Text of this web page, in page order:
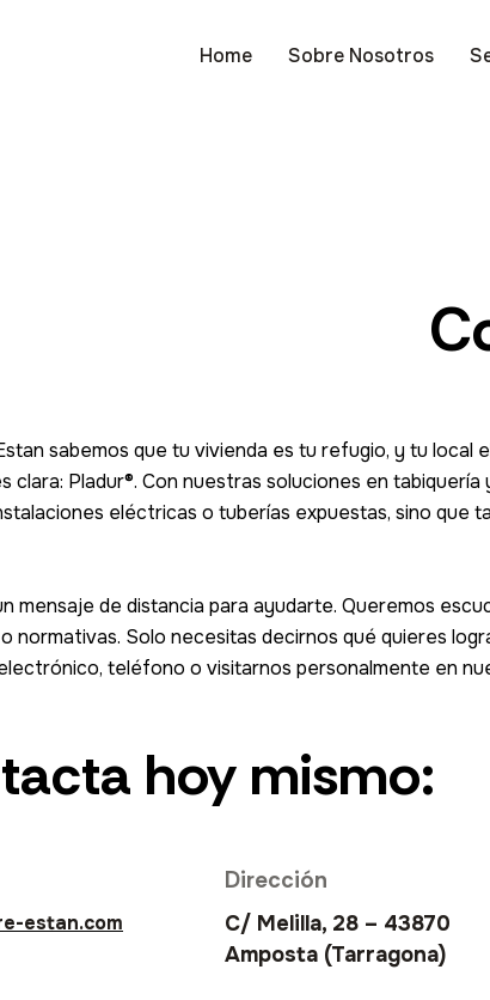
Home Sobre Nosotros
sabemos que tu vivienda es tu refugio, y tu local
clara: Pladur®. Con nuestras soluciones en tabiquería
eléctricas o tuberías expuestas, sino que
mensaje de distancia para ayudarte. Queremos
normativas. Solo necesitas decirnos qué quieres
teléfono o visitarnos personalmente en
hoy mismo:
estan.com
Dirección
C/ Melilla, 28 – 43870
Amposta (Tarragona)